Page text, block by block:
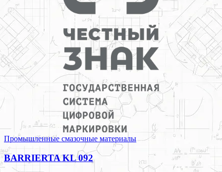
Промышленные смазочные материалы
BARRIERTA KL 092